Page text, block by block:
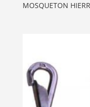
MOSQUETON